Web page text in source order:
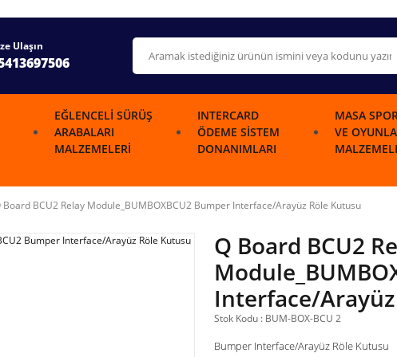
Ulaşın
EĞLENCELI SÜRÜŞ
ARABALARI
MALZEMELERI
INTERCARD
ÖDEME SISTEM
DONANIMLARI
MASA
VE
Board BCU2 Relay Module_BUMBOXBCU2 Bumper Interface/Arayüz Röle Kutusu
Q Board BCU2
Interface/
Stok Kodu : BUM-BOX-BCU 2
Bumper Interface/Arayüz Röle Kutusu